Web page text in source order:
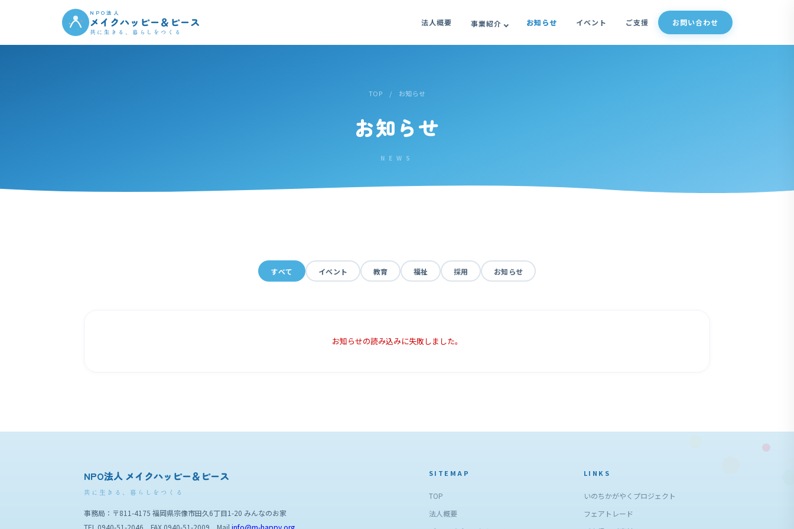
NPO法人
メイクハッピー＆ピース
共に生きる、暮らしをつくる
法人概要 事業紹介 お知らせ イベント ご支援 お問い合わせ
TOP / お知らせ
お知らせ
NEWS
すべて イベント 教育 福祉 採用 お知らせ
お知らせの読み込みに失敗しました。
NPO法人 メイクハッピー＆ピース
共に生きる、暮らしをつくる
事務局：〒811-4175 福岡県宗像市田久6丁目1-20 みんなのお家
TEL 0940-51-2046 FAX 0940-51-2009 Mail info@m-happy.org
SITEMAP
TOP
法人概要
LINKS
いのちかがやくプロジェクト
フェアトレード